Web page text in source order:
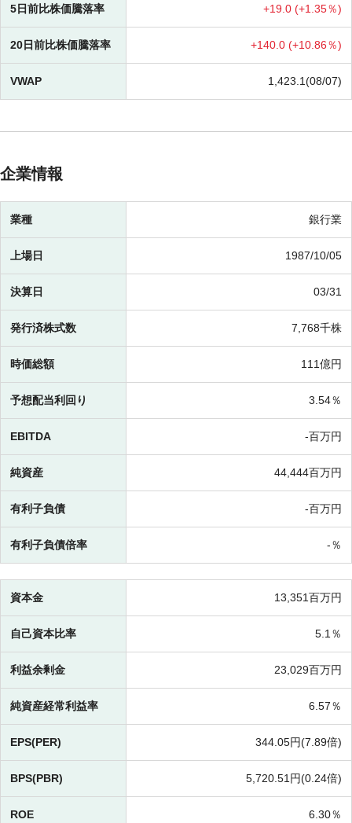
5日前比株価騰落率 +19.0 (+1.35％)
20日前比株価騰落率 +140.0 (+10.86％)
VWAP 1,423.1(08/07)
企業情報
業種 銀行業
上場日 1987/10/05
決算日 03/31
発行済株式数 7,768千株
時価総額 111億円
予想配当利回り 3.54％
EBITDA -百万円
純資産 44,444百万円
有利子負債 -百万円
有利子負債倍率 -％
資本金 13,351百万円
自己資本比率 5.1％
利益余剰金 23,029百万円
純資産経常利益率 6.57％
EPS(PER) 344.05円(7.89倍)
BPS(PBR) 5,720.51円(0.24倍)
ROE 6.30％